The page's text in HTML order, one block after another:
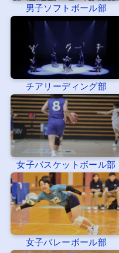
男子ソフトボール部
チアリーディング部
女子バスケットボール部
女子バレーボール部